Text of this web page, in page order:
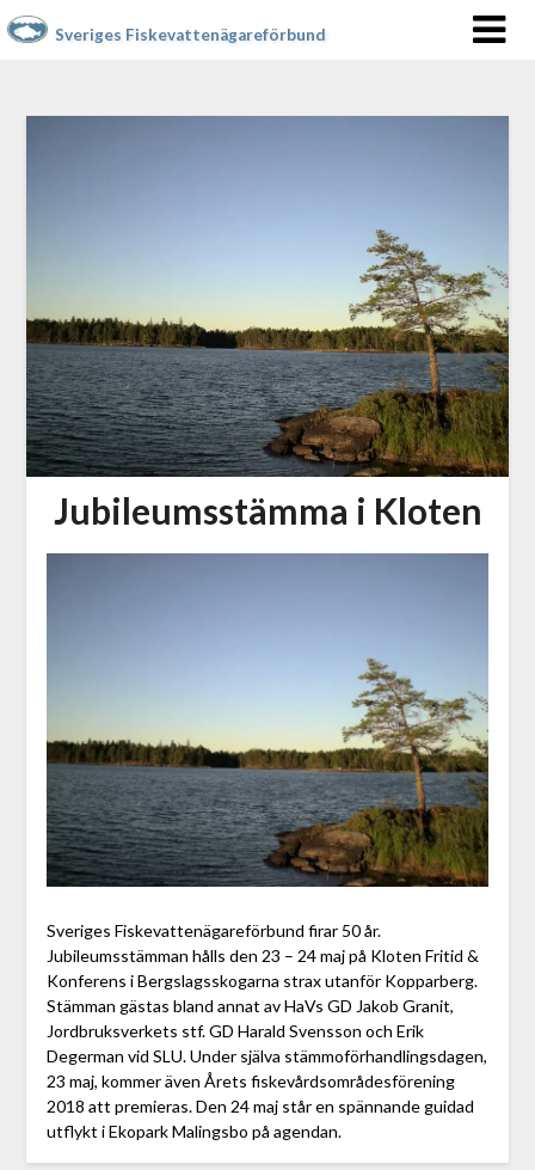
Sveriges Fiskevattenägareförbund
Jubileumsstämma i Kloten
Sveriges Fiskevattenägareförbund firar 50 år.
Jubileumsstämman hålls den 23 – 24 maj på Kloten Fritid &
Konferens i Bergslagsskogarna strax utanför Kopparberg.
Stämman gästas bland annat av HaVs GD Jakob Granit,
Jordbruksverkets stf. GD Harald Svensson och Erik
Degerman vid SLU. Under själva stämmoförhandlingsdagen,
23 maj, kommer även Årets fiskevårdsområdesförening
2018 att premieras. Den 24 maj står en spännande guidad
utflykt i Ekopark Malingsbo på agendan.